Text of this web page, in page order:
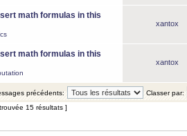
math formulas in this
xantox
math formulas in this
xantox
précédents:
Classer par:
15 résultats ]